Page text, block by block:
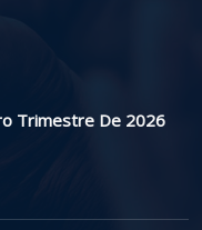
Trimestre De 2026